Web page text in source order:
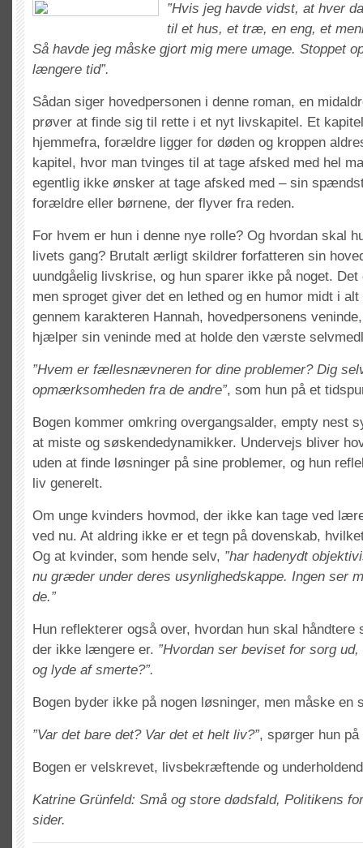
”Hvis jeg havde vidst, at hver
til et hus, et træ, en eng, et
Så havde jeg måske gjort mig mere umage. Stoppet
længere tid”.
Sådan siger hovedpersonen i denne roman, en
prøver at finde sig til rette i et nyt livskapitel. Et
hjemmefra, forældre ligger for døden og kroppen
kapitel, hvor man tvinges til at tage afsked med hel
egentlig ikke ønsker at tage afsked med – sin
forældre eller børnene, der flyver fra reden.
For hvem er hun i denne nye rolle? Og hvordan skal
livets gang? Brutalt ærligt skildrer forfatteren sin
uundgåelig livskrise, og hun sparer ikke på noget.
men sproget giver det en lethed og en humor midt i
gennem karakteren Hannah, hovedpersonens
hjælper sin veninde med at holde den værste
”Hvem er fællesnævneren for dine problemer? Dig
opmærksomheden fra de andre”, som hun på et
Bogen kommer omkring overgangsalder, empty nest
at miste og søskendedynamikker. Undervejs bliver
uden at finde løsninger på sine problemer, og hun
liv generelt.
Om unge kvinders hovmod, der ikke kan tage ved
ved nu. At aldring ikke er et tegn på dovenskab,
Og at kvinder, som hende selv, ”har hadenydt
nu græder under deres usynlighedskappe. Ingen ser
de.”
Hun reflekterer også over, hvordan hun skal håndtere
der ikke længere er. ”Hvordan ser beviset for sorg
og lyde af smerte?”.
Bogen byder ikke på nogen løsninger, men måske en
”Var det bare det? Var det et helt liv?”, spørger hun
Bogen er velskrevet, livsbekræftende og
Katrine Grünfeld: Små og store dødsfald, Politikens
sider.